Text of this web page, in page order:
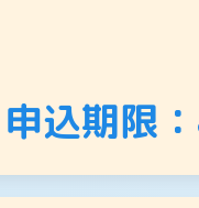
申込期限